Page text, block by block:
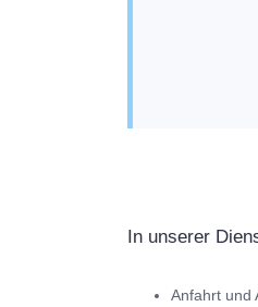
In unserer
Anfahrt und